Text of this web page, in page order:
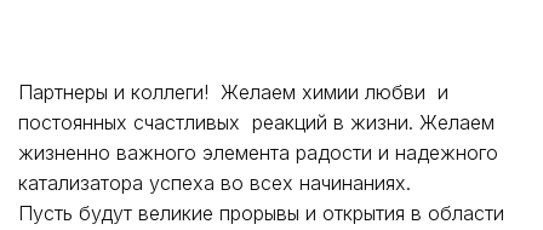
Партнеры и коллеги! Желаем химии любви и
постоянных счастливых реакций в жизни. Желаем
жизненно важного элемента радости и надежного
катализатора успеха во всех начинаниях.
Пусть будут великие прорывы и открытия в области